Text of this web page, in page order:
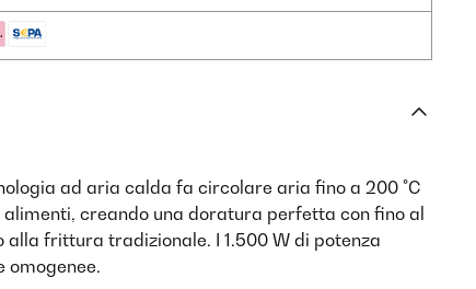
ad aria calda fa circolare aria fino a 200 °C
creando una doratura perfetta con fino al
alla frittura tradizionale. I 1.500 W di potenza
omogenee.